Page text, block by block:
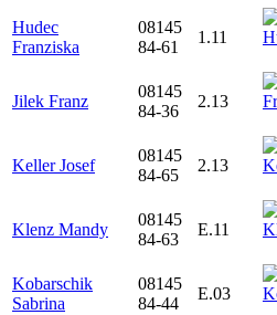
Hudec
Franziska
08145
84-61
1.11
Jilek Franz
08145
84-36
2.13
Keller Josef
08145
84-65
2.13
Klenz Mandy
08145
84-63
E.11
Kobarschik
Sabrina
08145
84-44
E.03